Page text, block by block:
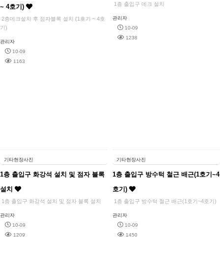
~ 4호기)
2층데크설치 후 점자블록 설치 (1호기 ~ 4호
기)
관리자
10-09
1163
1층 출입구 데크 설치
관리자
10-09
1238
기타현장사진
1층 출입구 화강석 설치 및 점자 블록
설치
1층 출입구 화강석 설치 및 점자 블록 설치
관리자
10-09
1209
기타현장사진
1층 출입구 방수턱 철근 배근(1호기~4
호기)
1층 출입구 방수턱 철근 배근(1호기~4호기)
관리자
10-09
1450